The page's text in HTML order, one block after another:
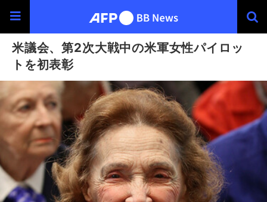
米議会、第2次大戦中の米軍女性パイロッ
トを初表彰